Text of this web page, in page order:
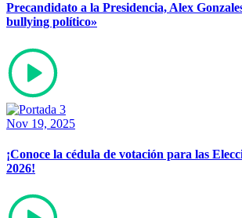
Precandidato a la Presidencia, Alex
bullying político»
Nov 19, 2025
¡Conoce la cédula de votación para las
2026!